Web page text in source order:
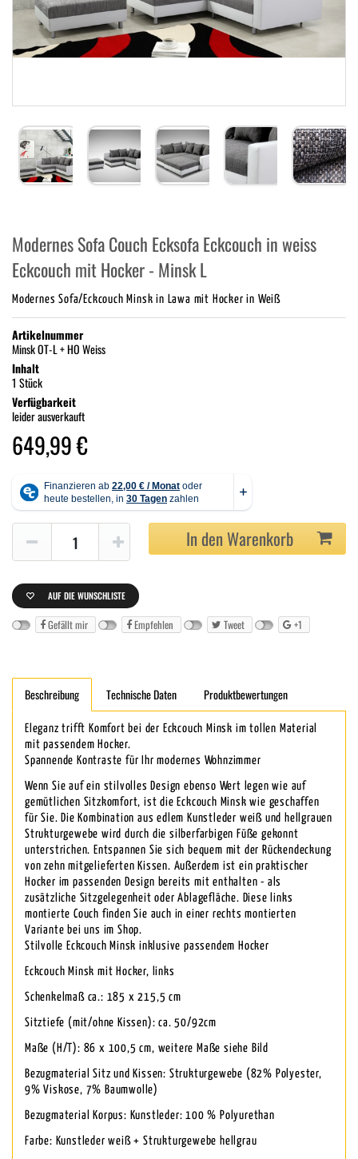
Modernes Sofa Couch Ecksofa Eckcouch in weiss
Eckcouch mit Hocker - Minsk L
Modernes Sofa/Eckcouch Minsk in Lawa mit Hocker in Weiß
Artikelnummer
Minsk OT-L + HO Weiss
Inhalt
1 Stück
Verfügbarkeit
leider ausverkauft
649,99 €
In den Warenkorb
AUF DIE WUNSCHLISTE
Gefällt mir Empfehlen Tweet +1
Beschreibung Technische Daten Produktbewertungen
Eleganz trifft Komfort bei der Eckcouch Minsk im tollen Material
mit passendem Hocker.
Spannende Kontraste für Ihr modernes Wohnzimmer
Wenn Sie auf ein stilvolles Design ebenso Wert legen wie auf
gemütlichen Sitzkomfort, ist die Eckcouch Minsk wie geschaffen
für Sie. Die Kombination aus edlem Kunstleder weiß und hellgrauen
Strukturgewebe wird durch die silberfarbigen Füße gekonnt
unterstrichen. Entspannen Sie sich bequem mit der Rückendeckung
von zehn mitgelieferten Kissen. Außerdem ist ein praktischer
Hocker im passenden Design bereits mit enthalten - als
zusätzliche Sitzgelegenheit oder Ablagefläche. Diese links
montierte Couch finden Sie auch in einer rechts montierten
Variante bei uns im Shop.
Stilvolle Eckcouch Minsk inklusive passendem Hocker
Eckcouch Minsk mit Hocker, links
Schenkelmaß ca.: 185 x 215,5 cm
Sitztiefe (mit/ohne Kissen): ca. 50/92cm
Maße (H/T): 86 x 100,5 cm, weitere Maße siehe Bild
Bezugmaterial Sitz und Kissen: Strukturgewebe (82% Polyester,
9% Viskose, 7% Baumwolle)
Bezugmaterial Korpus: Kunstleder: 100 % Polyurethan
Farbe: Kunstleder weiß + Strukturgewebe hellgrau